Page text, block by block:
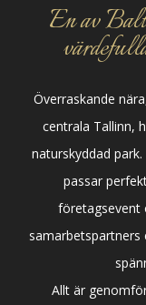
En av
Överraskande
centrala Tallinn,
naturskyddad
passar
företagsevent
samarbetspartners
Allt är